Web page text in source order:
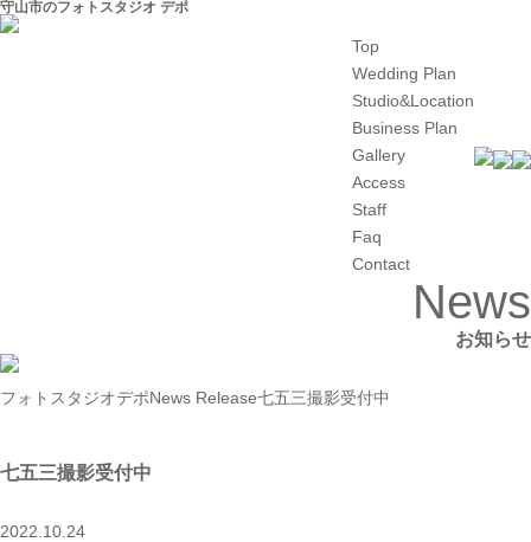
守山市のフォトスタジオ デポ
Top
Wedding Plan
Studio&Location
Business Plan
Gallery
Access
Staff
Faq
Contact
News
お知らせ
フォトスタジオデポNews Release七五三撮影受付中
七五三撮影受付中
2022.10.24